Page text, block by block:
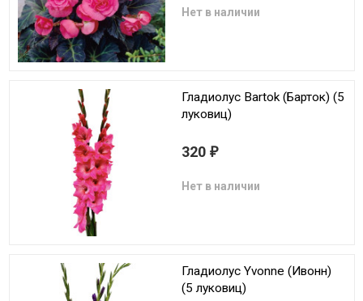
Нет в наличии
Гладиолус Bartok (Барток) (5
луковиц)
320 ₽
Нет в наличии
Гладиолус Yvonne (Ивонн)
(5 луковиц)